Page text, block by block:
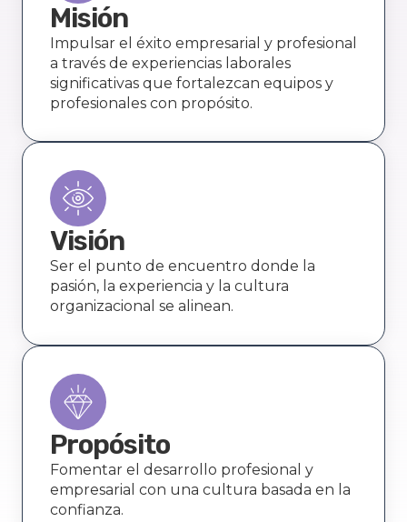
Misión
Impulsar el éxito empresarial y profesional
a través de experiencias laborales
significativas que fortalezcan equipos y
profesionales con propósito.
Visión
Ser el punto de encuentro donde la
pasión, la experiencia y la cultura
organizacional se alinean.
Propósito
Fomentar el desarrollo profesional y
empresarial con una cultura basada en la
confianza.